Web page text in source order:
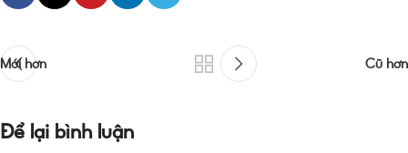
Mới hơn Cũ hơn
Để lại bình luận